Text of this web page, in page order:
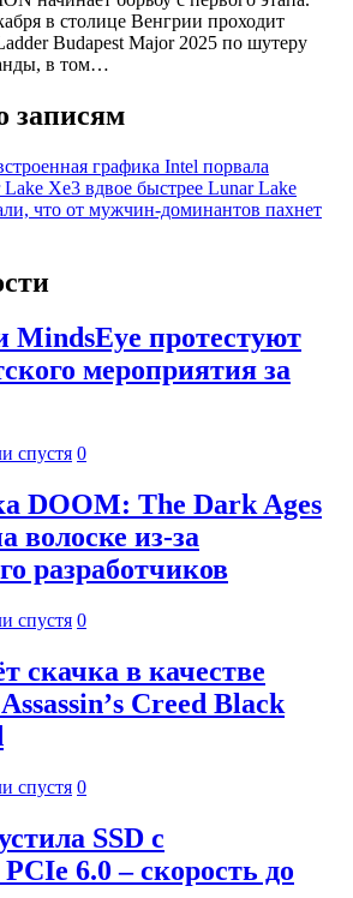
в столице Венгрии проходит
Budapest Major 2025 по шутеру
в том…
записям
графика Intel порвала
Xe3 вдвое быстрее Lunar Lake
что от мужчин-доминантов пахнет
MindsEye протестуют
мероприятия за
спустя 0
DOOM: The Dark Ages
волоске из-за
разработчиков
спустя 0
скачка в качестве
Creed Black
спустя 0
SSD с
6.0 – скорость до